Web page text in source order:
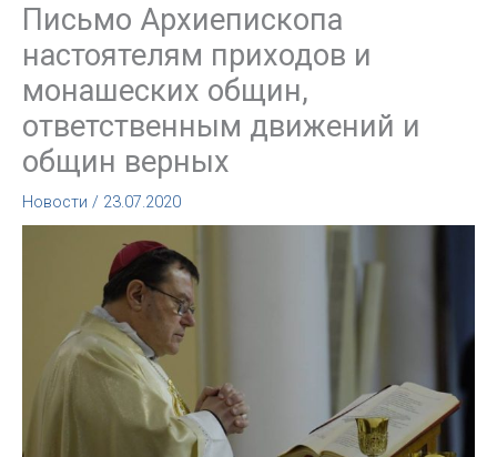
Письмо Архиепископа
настоятелям приходов и
монашеских общин,
ответственным движений и
общин верных
Новости / 23.07.2020